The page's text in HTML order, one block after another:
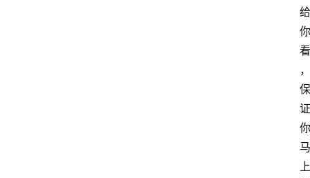
给
你
看
，
保
证
你
马
上